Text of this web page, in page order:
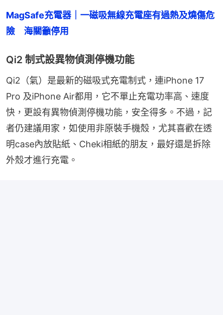
MagSafe充電器｜一磁吸無線充電座有過熱及燒傷危
險　海關籲停用
Qi2 制式設異物偵測停機功能
Qi2（氣）是最新的磁吸式充電制式，連iPhone 17
Pro 及iPhone Air都用，它不單止充電功率高、速度
快，更設有異物偵測停機功能，安全得多。不過，記
者仍建議用家，如使用非原裝手機殼，尤其喜歡在透
明case內放貼紙、Cheki相紙的朋友，最好還是拆除
外殼才進行充電。